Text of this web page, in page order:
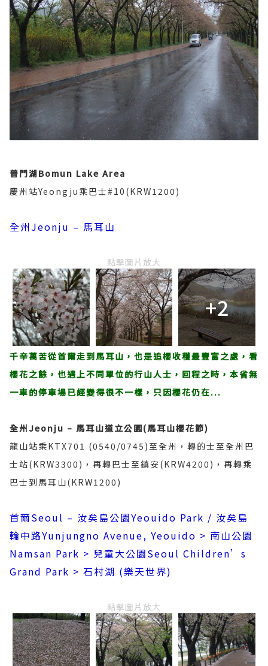
普門湖Bomun Lake Area
慶州站Yeongju乘巴士#10(KRW1200)
全州Jeonju – 馬耳山
點擊圖片放大
+2
千辛萬苦從首爾走到馬耳山，也是追櫻收穫最豐富之處，看
櫻花之餘，也遇上不同單位的行山人士，回程之時，本省無
一車的停車場已經變得很不一樣，只因櫻花仍在...
全州Jeonju – 馬耳山道立公園(馬耳山櫻花節)
龍山站乘KTX701 (0540/0745)至全州，轉的士至全州巴
士站(KRW3300)，再轉巴士至鎮安(KRW4200)，再轉乘
巴士到馬耳山(KRW1200)
首爾Seoul – 汝矣島公園Yeouido Park / 汝矣島
輪中路Yunjungno Avenue, Yeouido > 南山公園
Namsan Park > 兒童大公園Seoul Children’s
Grand Park > 石村湖 (樂天世界)
點擊圖片放大